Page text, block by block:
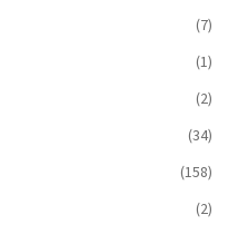
(7)
(1)
(2)
(34)
(158)
(2)